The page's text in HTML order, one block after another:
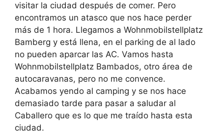
visitar la ciudad después de comer. Pero
encontramos un atasco que nos hace perder
más de 1 hora. Llegamos a Wohnmobilstellplatz
Bamberg y está llena, en el parking de al lado
no pueden aparcar las AC. Vamos hasta
Wohnmobilstellplatz Bambados, otro área de
autocaravanas, pero no me convence.
Acabamos yendo al camping y se nos hace
demasiado tarde para pasar a saludar al
Caballero que es lo que me traído hasta esta
ciudad.